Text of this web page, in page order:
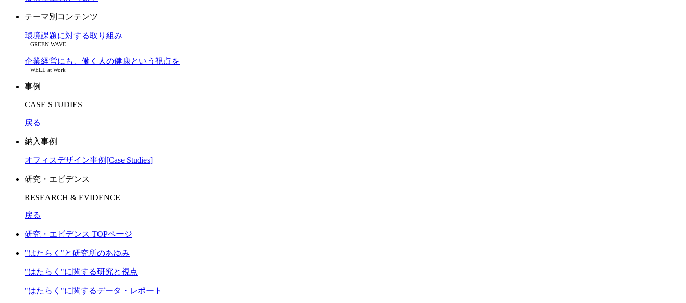
テーマ別コンテンツ
環境課題に対する取り組み
GREEN WAVE
企業経営にも、働く人の健康という視点を
WELL at Work
事例
CASE STUDIES
戻る
納入事例
オフィスデザイン事例[Case Studies]
研究・エビデンス
RESEARCH & EVIDENCE
戻る
研究・エビデンス TOPページ
"はたらく"と研究所のあゆみ
"はたらく"に関する研究と視点
"はたらく"に関するデータ・レポート